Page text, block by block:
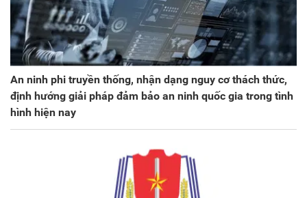
An ninh phi truyền thống, nhận dạng nguy cơ thách thức,
định hướng giải pháp đảm bảo an ninh quốc gia trong tình
hình hiện nay